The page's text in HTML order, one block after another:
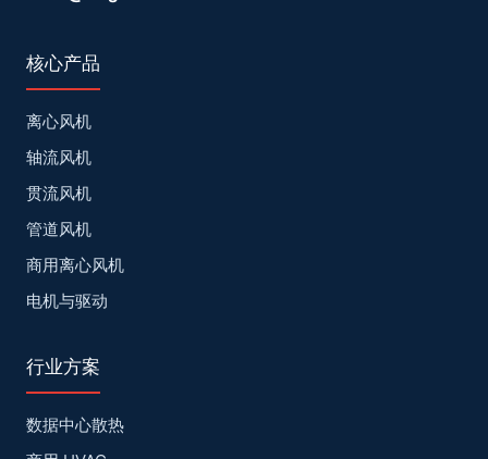
核心产品
离心风机
轴流风机
贯流风机
管道风机
商用离心风机
电机与驱动
行业方案
数据中心散热